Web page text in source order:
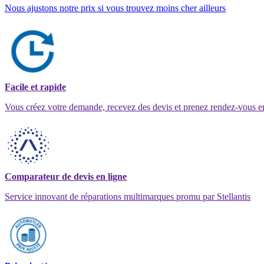
Nous ajustons notre prix si vous trouvez moins cher ailleurs
Facile et rapide
Vous créez votre demande, recevez des devis et prenez rendez-vous
Comparateur de devis en ligne
Service innovant de réparations multimarques promu par Stellantis